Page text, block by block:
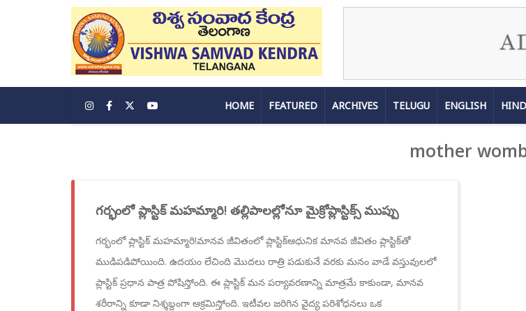
HOME FEATURED ARCHIVES TELUGU ENGLISH
mother
గర్భంలో ప్లాస్టిక్ మహమ్మారి! తల్లిపాలల్లోనూ మైక్రోప్లాస్టిక్స్ ముప్పు
గర్భంలో ప్లాస్టిక్ మహమ్మారి!మానవ జీవితంలో ప్లాస్టిక్ఆధునిక మానవ జీవితం ప్లాస్టిక్‌తో
ముడిపడిపోయింది. ఉదయం లేచింది మొదలు రాత్రి పడుకునే వరకు మనం వాడే వస్తువులలో
ప్లాస్టిక్ ప్రధాన పాత్ర పోషిస్తోంది. ఈ ప్లాస్టిక్ మన పర్యావరణాన్ని మాత్రమే కాకుండా, మానవ
శరీరాన్ని కూడా నిశ్శబ్దంగా ఆక్రమిస్తోంది. ఇటీవల జరిగిన వైద్య పరిశోధనలు ఒక